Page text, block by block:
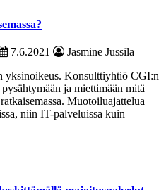
7.6.2021
Jasmine Jussila
yksinoikeus. Konsulttiyhtiö CGI:n
ja miettimään mitä
Muotoiluajattelua
niin IT-palveluissa kuin